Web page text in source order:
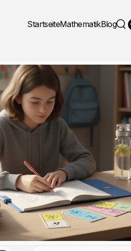
StartseiteMathematikBlog